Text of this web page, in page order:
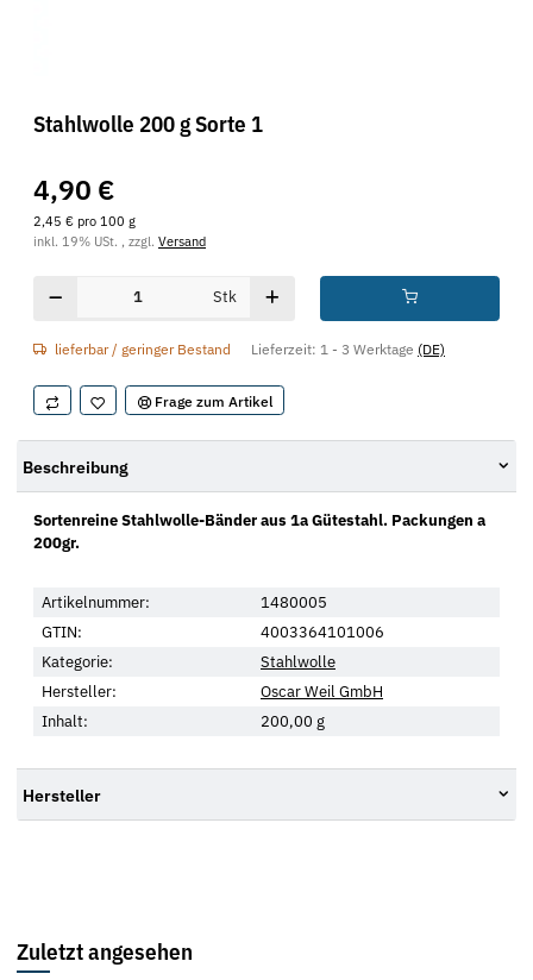
Stahlwolle 200 g Sorte 1
4,90 €
2,45 € pro 100 g
inkl. 19% USt. , zzgl. Versand
Stk
lieferbar / geringer Bestand Lieferzeit: 1 - 3 Werktage (DE)
Frage zum Artikel
Beschreibung
Sortenreine Stahlwolle-Bänder aus 1a Gütestahl. Packungen a
200gr.
Artikelnummer:
1480005
GTIN:
4003364101006
Kategorie:
Stahlwolle
Hersteller:
Oscar Weil GmbH
Inhalt:
200,00 g
Hersteller
Zuletzt angesehen